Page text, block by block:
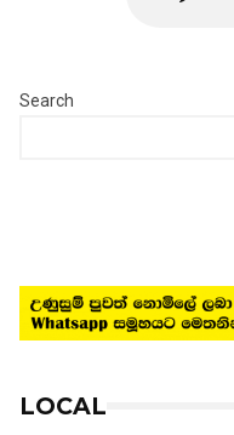
Search
LOCAL